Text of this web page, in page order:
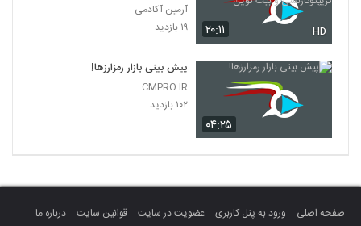
۲۰:۱۱ HD
آرمین آکادمی
۱۹ بازدید
۰۴:۲۵
پیش بینی بازار رمزارزها!
CMPRO.IR
۱۰۲ بازدید
صفحه اصلی ورود به پنل کاربری عضویت در سایت قوانین سایت
درباره ما